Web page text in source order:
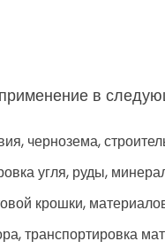
в
чернозема,
угля, руды,
крошки,
транспортировка